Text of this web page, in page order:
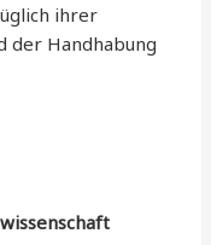
ihrer
der Handhabung